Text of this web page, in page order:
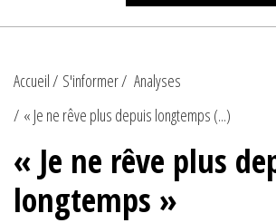
Accueil S'informer
Analyses
« Je ne rêve plus depuis longtemps (...)
« Je ne rêve plus
longtemps »